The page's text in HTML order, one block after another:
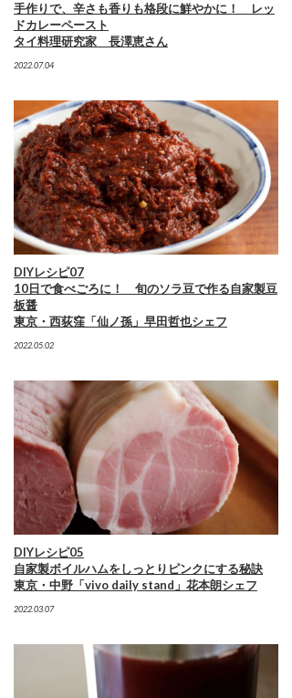
手作りで、辛さも香りも格段に鮮やかに！ レッ
ドカレーペースト
タイ料理研究家 長澤恵さん
2022.07.04
DIYレシピ07
10日で食べごろに！ 旬のソラ豆で作る自家製豆
板醤
東京・西荻窪「仙ノ孫」早田哲也シェフ
2022.05.02
DIYレシピ05
自家製ボイルハムをしっとりピンクにする秘訣
東京・中野「vivo daily stand」花本朗シェフ
2022.03.07